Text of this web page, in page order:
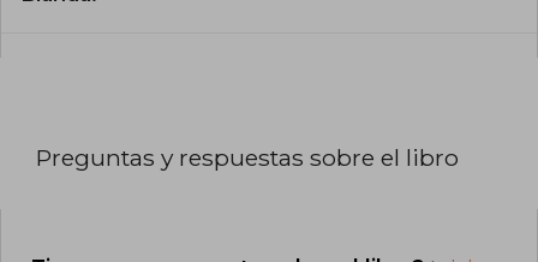
Preguntas y respuestas sobre el libro